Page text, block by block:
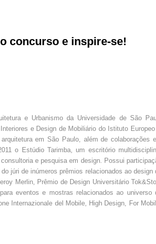
concurso e inspire-se!
e Urbanismo da Universidade de São
e Design de Mobiliário do Istituto Europeo
em São Paulo, além de colaborações
o Estúdio Tarimba, um escritório
e pesquisa em design. Possui
júri de inúmeros prêmios relacionados ao design
Merlin, Prêmio de Design Universitário
eventos e mostras relacionados ao universo
Internazionale del Mobile, High Design, For